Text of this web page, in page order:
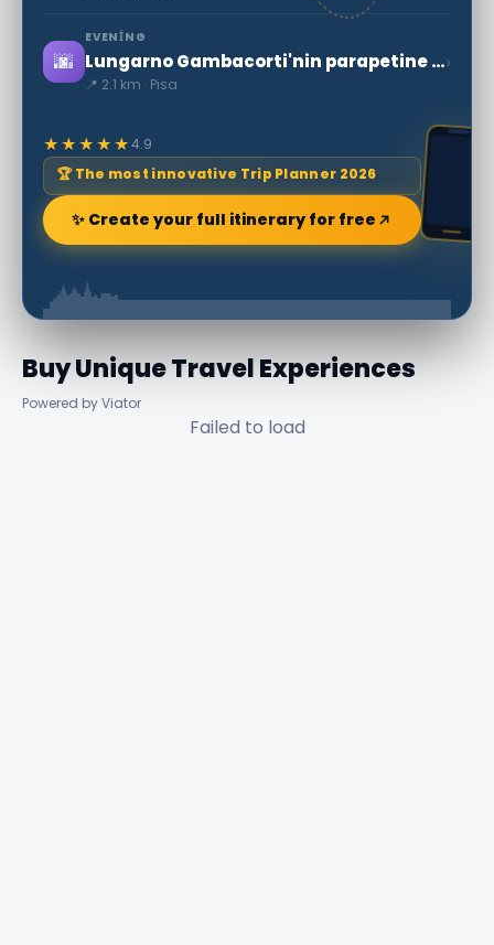
🌆
EVENING
Lungarno Gambacorti'nin parapetine yaslanmış, F noktasında nehre bakan
📍 2.1 km · Pisa
›
★★★★★4.9
🏆 The most innovative Trip Planner 2026
✨ Create your full itinerary for free
Buy Unique Travel Experiences
Powered by Viator
Failed to load